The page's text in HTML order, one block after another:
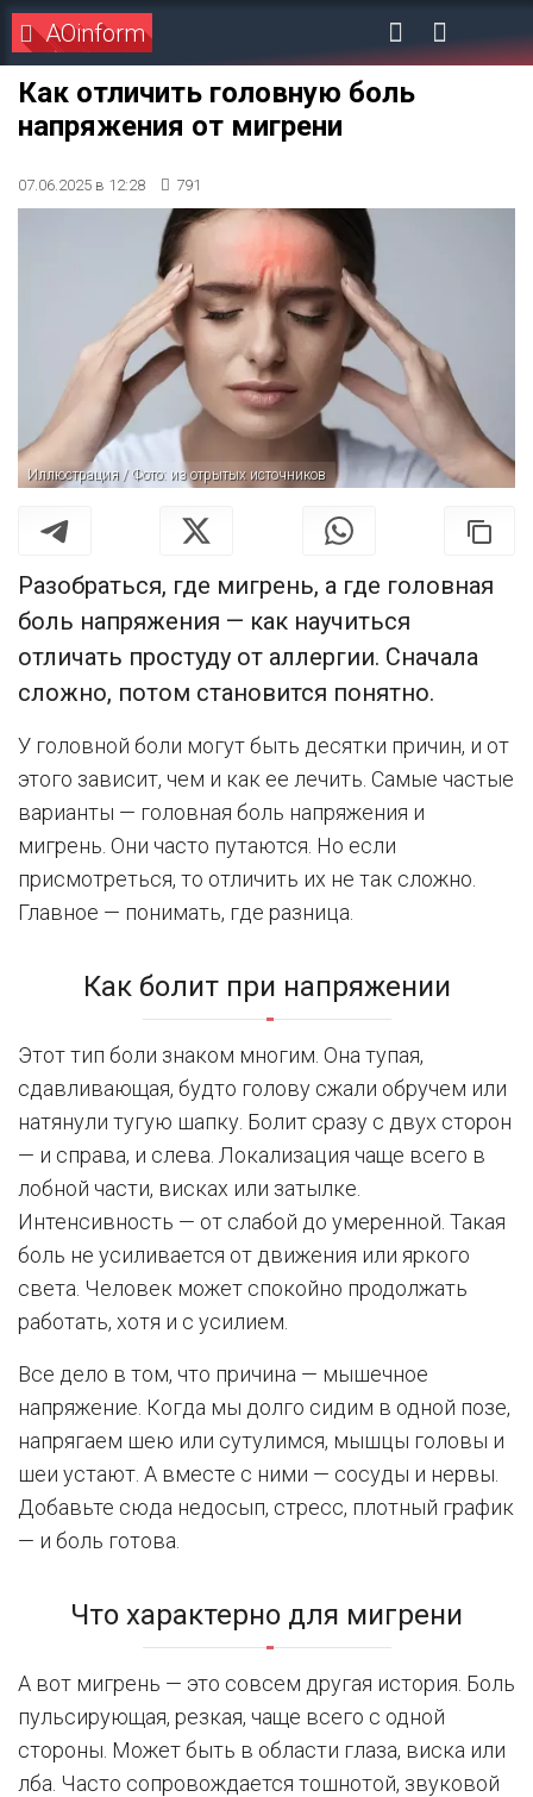
AOinform
Как отличить головную боль
напряжения от мигрени
07.06.2025 в 12:28 791
Иллюстрация / Фото: из отрытых источников
Разобраться, где мигрень, а где головная
боль напряжения — как научиться
отличать простуду от аллергии. Сначала
сложно, потом становится понятно.
У головной боли могут быть десятки причин, и от
этого зависит, чем и как ее лечить. Самые частые
варианты — головная боль напряжения и
мигрень. Они часто путаются. Но если
присмотреться, то отличить их не так сложно.
Главное — понимать, где разница.
Как болит при напряжении
Этот тип боли знаком многим. Она тупая,
сдавливающая, будто голову сжали обручем или
натянули тугую шапку. Болит сразу с двух сторон
— и справа, и слева. Локализация чаще всего в
лобной части, висках или затылке.
Интенсивность — от слабой до умеренной. Такая
боль не усиливается от движения или яркого
света. Человек может спокойно продолжать
работать, хотя и с усилием.
Все дело в том, что причина — мышечное
напряжение. Когда мы долго сидим в одной позе,
напрягаем шею или сутулимся, мышцы головы и
шеи устают. А вместе с ними — сосуды и нервы.
Добавьте сюда недосып, стресс, плотный график
— и боль готова.
Что характерно для мигрени
А вот мигрень — это совсем другая история. Боль
пульсирующая, резкая, чаще всего с одной
стороны. Может быть в области глаза, виска или
лба. Часто сопровождается тошнотой, звуковой